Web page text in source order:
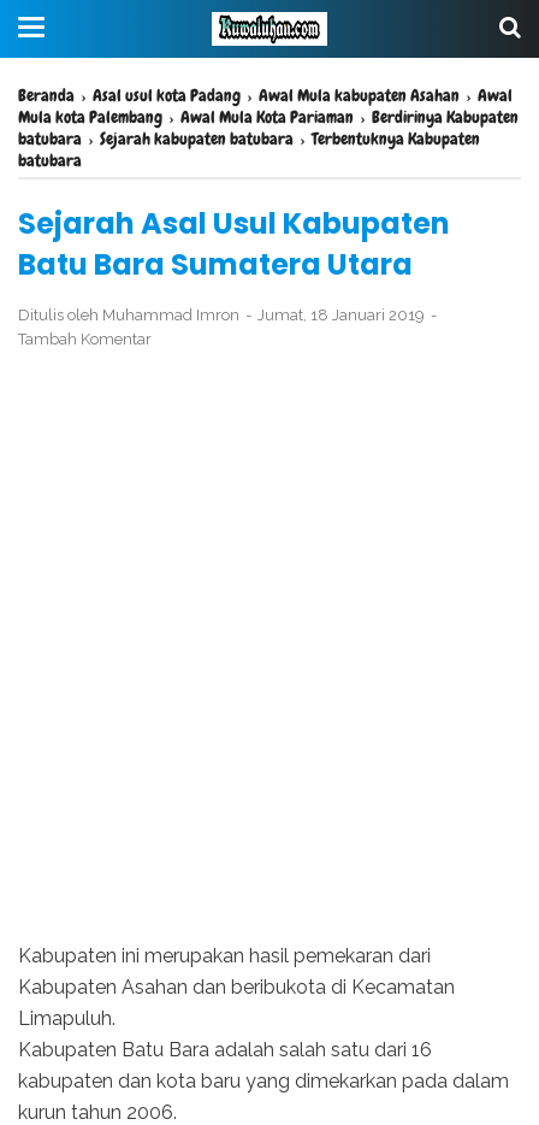
Beranda › Asal usul kota Padang › Awal Mula kabupaten Asahan › Awal
Mula kota Palembang › Awal Mula Kota Pariaman › Berdirinya Kabupaten
batubara › Sejarah kabupaten batubara ›Terbentuknya Kabupaten
batubara
Sejarah Asal Usul Kabupaten
Batu Bara Sumatera Utara
Ditulis oleh Muhammad Imron
Jumat, 18 Januari 2019
Tambah Komentar
Kabupaten ini merupakan hasil pemekaran dari
Kabupaten Asahan dan beribukota di Kecamatan
Limapuluh.
Kabupaten Batu Bara adalah salah satu dari 16
kabupaten dan kota baru yang dimekarkan pada dalam
kurun tahun 2006.